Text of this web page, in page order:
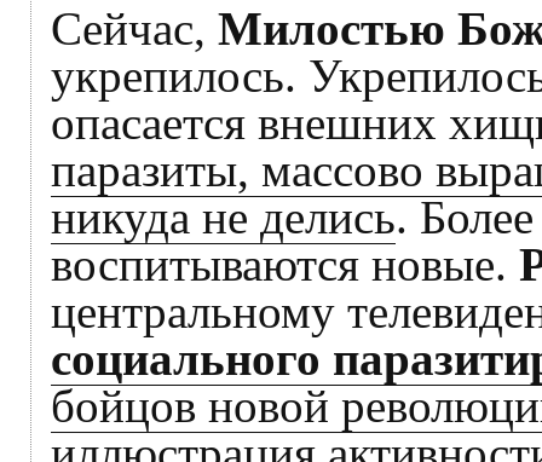
Сейчас, Милостью
укрепилось.
опасается внешних
паразиты, массово
никуда не делись.
воспитываются новые.
центральному
социального
бойцов новой